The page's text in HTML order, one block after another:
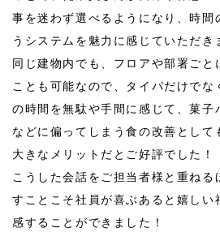
事を迷わず選べるようになり、時間
うシステムを魅力に感じていただき
同じ建物内でも、フロアや部署ごと
ことも可能なので、タイパだけでな
の時間を無駄や手間に感じて、菓子
などに偏ってしまう食の改善として
大きなメリットだとご好評でした！
こうした会話をご担当者様と重ねる
すことこそ社員が喜ぶあると嬉しい
感することができました！